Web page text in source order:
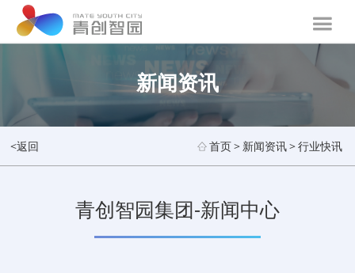
新闻资讯
<返回 首页> 新闻资讯>行业快讯
青创智园集团-新闻中心